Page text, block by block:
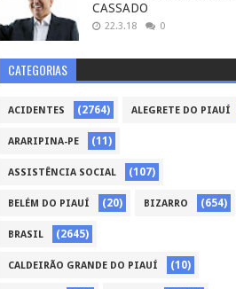
CASSADO
22.3.18 0
CATEGORIAS
ACIDENTES (2764) ALEGRETE DO PIAUÍ
ARARIPINA-PE (11)
ASSISTÊNCIA SOCIAL (107)
BELÉM DO PIAUÍ (20) BIZARRO (654)
BRASIL (2645)
CALDEIRÃO GRANDE DO PIAUÍ (10)